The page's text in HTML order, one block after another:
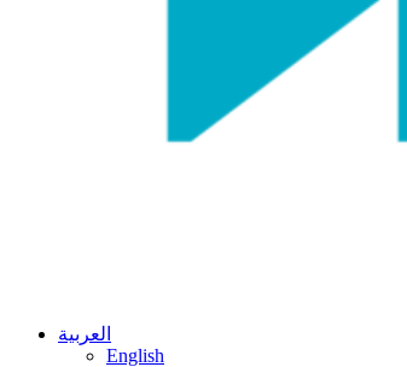
العربية
English